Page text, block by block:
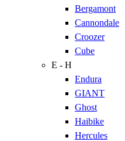
Bergamont
Cannondale
Croozer
Cube
E - H
Endura
GIANT
Ghost
Haibike
Hercules